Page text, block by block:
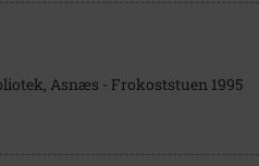
Asnæs - Frokoststuen 1995